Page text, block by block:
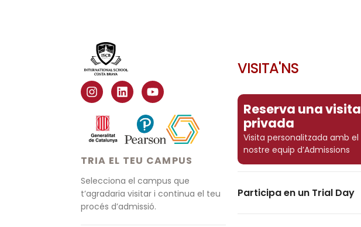
TRIA EL TEU CAMPUS
Selecciona el campus que
t’agradaria visitar i continua el teu
procés d’admissió.
VISITA'NS
Reserva una visita
privada
Visita personalitzada amb el
nostre equip d’Admissions
Participa en un Trial Day